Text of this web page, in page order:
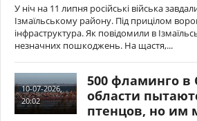
У ніч на 11 липня російські війська
Ізмаїльському району. Під прицілом
інфраструктура. Як повідомили в
незначних пошкоджень. На щастя,...
10-07-2026,
20:02
500 фламинго в
области
птенцов, но им